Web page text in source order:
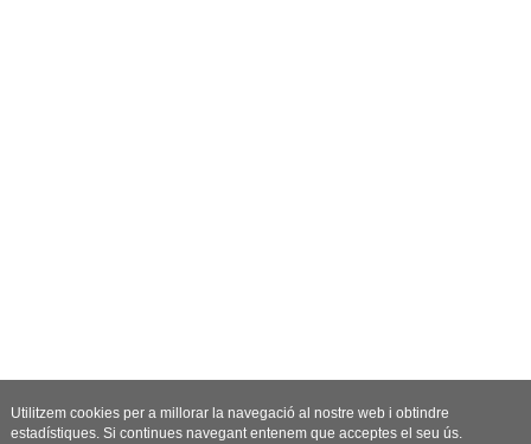
Utilitzem cookies per a millorar la navegació al nostre web i obtindre
estadístiques. Si continues navegant entenem que acceptes el seu ús.